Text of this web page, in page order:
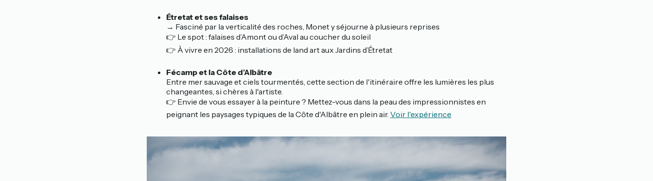
Étretat et ses falaises
→ Fasciné par la verticalité des roches, Monet y séjourne à plusieurs reprises
👉 Le spot : falaises d’Amont ou d’Aval au coucher du soleil
👉 À vivre en 2026 : installations de land art aux Jardins d’Étretat
Fécamp et la Côte d’Albâtre
Entre mer sauvage et ciels tourmentés, cette section de l'itinéraire offre les lumières les plus
changeantes, si chères à l'artiste.
👉 Envie de vous essayer à la peinture ? Mettez-vous dans la peau des impressionnistes en
peignant les paysages typiques de la Côte d'Albâtre en plein air. Voir l'expérience